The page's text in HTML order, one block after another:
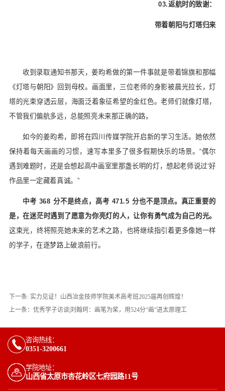
03.返航时的致谢：
带着朝阳与灯塔归来
收到录取通知书那天，姜昀希做的第一件事就是带着锦旗和那幅
《灯塔与朝阳》回到母校。画面里，三位老师的身影被晨光拉长，灯
塔的光束穿透云层，海面泛着象征希望的金红色。老师们就像灯塔，
不管我们偏航多远，总能照亮未来那正确的路。
如今的姜昀希，即将在四川传媒学院开启新的学习生活。她依然
保持着每天画画的习惯，速写本里多了很多假期快乐的场景。“偶尔
遇到难题时，还是会想起高中画室里那盏长明的灯，想起老师说过‘好
作品里一定藏着真诚。”
中考 368 分不是终点，高考 471.5 分也不是顶点。 真正重要的
是，在迷茫时遇到了愿意为你亮灯的人，让你有勇气成为自己的光。
这束光，终将照亮她未来的艺术之路，也将继续指引着更多像她一样
的学子，在逐梦路上破浪前行。
下一条: 实力见证！山西冶金技师学院美术高考班2025届再创辉煌！
上一条： 优秀学子访谈|刘翰珂：画笔为桨，用524分“画”进太原理工
咨询热线：
0351-3200661
学院地址：
山西省太原市杏花岭区七府园路11号